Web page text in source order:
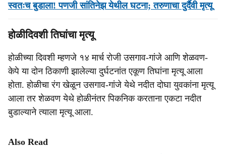
स्वतःच बुडाला! पणजी सांतिनेझ येथील घटना; तरुणाचा दुर्दैवी मृत्यू
होळीदिवशी तिघांचा मृत्‍यू
होळीच्‍या दिवशी म्‍हणजे १४ मार्च रोजी उसगाव-गांजे आणि शेळवण-
केपे या दोन ठिकाणी झालेल्‍या दुर्घटनांत एकूण तिघांना मृत्‍यू आला
होता. होळीचा रंग खेळून उसगाव-गांजे येथे नदीत दोघा युवकांना मृत्‍यू
आला तर शेळवण येथे होळीनंतर पिकनिक करताना एकटा नदीत
बुडाल्‍याने त्‍याला मृत्‍यू आला.
Also Read